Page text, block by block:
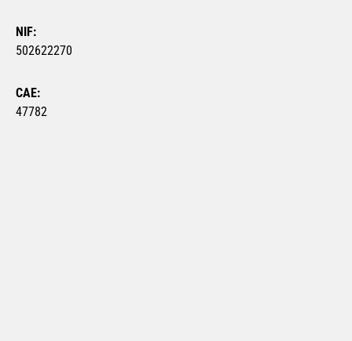
NIF:
502622270
CAE:
47782